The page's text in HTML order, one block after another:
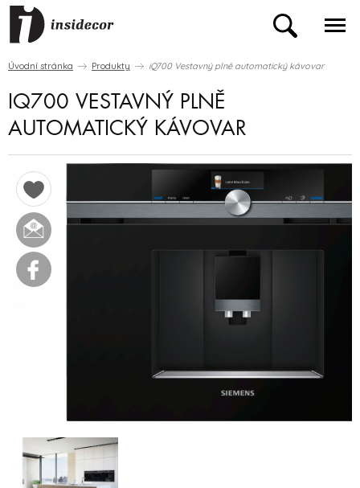
Úvodní stránka Produkty iQ700 Vestavný plně automatický kávovar
IQ700 VESTAVNÝ PLNĚ
AUTOMATICKÝ KÁVOVAR